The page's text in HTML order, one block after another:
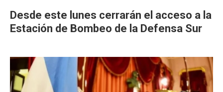
Desde este lunes cerrarán el acceso a la
Estación de Bombeo de la Defensa Sur